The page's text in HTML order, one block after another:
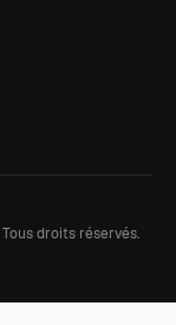
Tous droits réservés.